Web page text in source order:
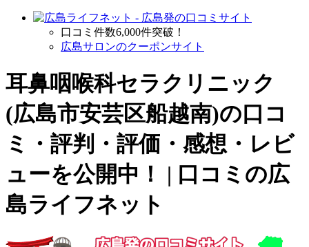
口コミ件数6,000件突破！
広島サロンのクーポンサイト
耳鼻咽喉科セラクリニック
(広島市安芸区船越南)の口コ
ミ・評判・評価・感想・レビ
ューを公開中！ | 口コミの広
島ライフネット